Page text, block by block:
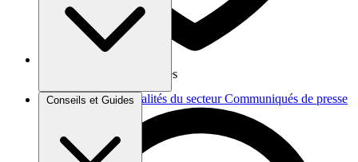
Brèves et actus Actualités du secteur Communiqués de presse
Conseils et Guides
Vos données sont protégées